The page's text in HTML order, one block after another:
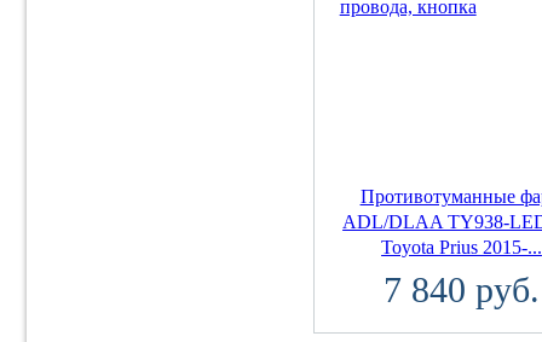
Противотуманные
ADL/DLAA TY938-
Toyota Prius 2015-...
7 840 руб.